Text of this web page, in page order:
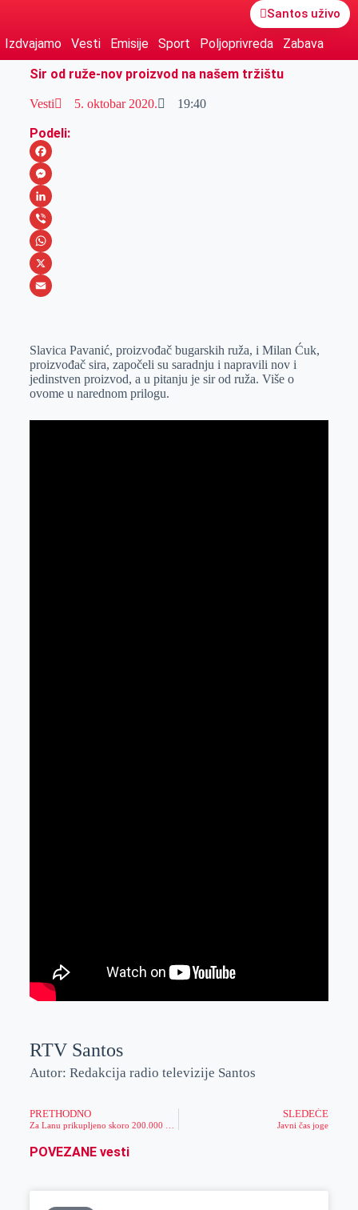
Santos uživo
Izdvajamo Vesti Emisije Sport Poljoprivreda
Zabava
Sir od ruže-nov proizvod na našem tržištu
Vesti 5. oktobar 2020. 19:40
Podeli:
F
a
c
e
b
o
M
e
s
s
e
e
r
L
i
n
k
I
n
V
i
b
W
h
s
A
p
p
X
a
i
l
Slavica Pavanić, proizvođač bugarskih ruža, i Milan Ćuk,
proizvođač sira, započeli su saradnju i napravili nov i
jedinstven proizvod, a u pitanju je sir od ruža. Više o
ovome u narednom prilogu.
RTV Santos
Autor: Redakcija radio televizije Santos
PRETHODNO SLEDEĆE
Javni čas joge
POVEZANE vesti